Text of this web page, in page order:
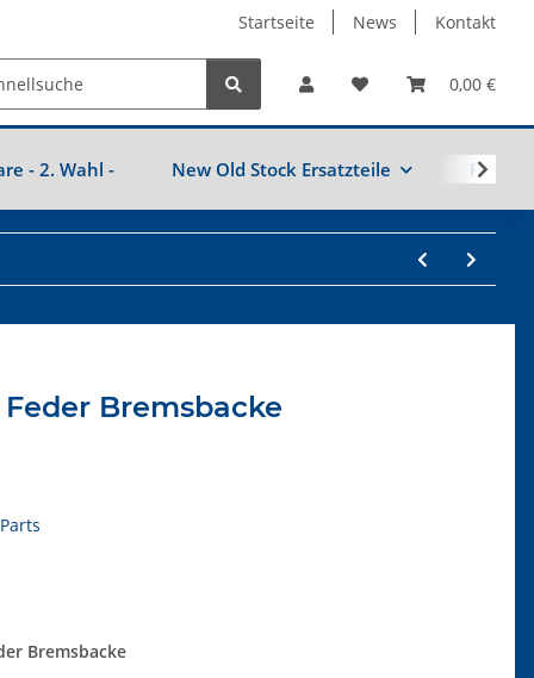
Startseite News Kontakt
0,00 €
- 2. Wahl - New Old Stock Ersatzteile
Bremsbacke
Bremsbacke